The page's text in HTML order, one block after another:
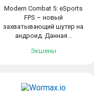
Modern Combat 5: eSports
FPS – новый
захватывающий шутер на
андроид. Данная...
Экшены